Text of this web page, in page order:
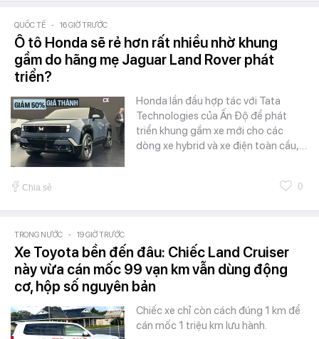
QUỐC TẾ - 16 GIỜ TRƯỚC
Ô tô Honda sẽ rẻ hơn rất nhiều nhờ khung
gầm do hãng mẹ Jaguar Land Rover phát
triển?
Honda lần đầu hợp tác với Tata
Technologies của Ấn Độ để phát
triển khung gầm xe mới cho các
dòng xe hybrid và xe điện toàn cầu,…
Chia sẻ 0
TRONG NƯỚC - 19 GIỜ TRƯỚC
Xe Toyota bền đến đâu: Chiếc Land Cruiser
này vừa cán mốc 99 vạn km vẫn dùng động
cơ, hộp số nguyên bản
Chiếc xe chỉ còn cách đúng 1 km để
cán mốc 1 triệu km lưu hành.